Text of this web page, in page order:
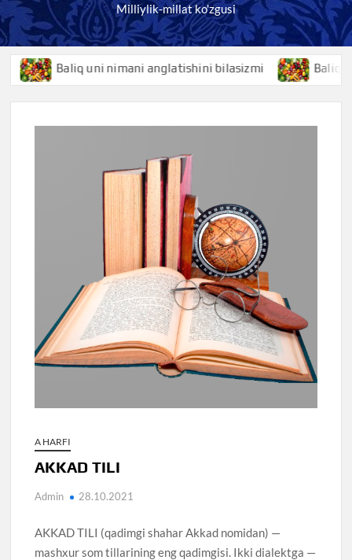
Milliylik-millat ko'zgusi
Baliq uni nimani anglatishini bilasizmi Baliqko’z
A HARFI
AKKAD TILI
Admin 28.10.2021
AKKAD TILI (qadimgi shahar Akkad nomidan) —
mashxur som tillarining eng qadimgisi. Ikki dialektga —